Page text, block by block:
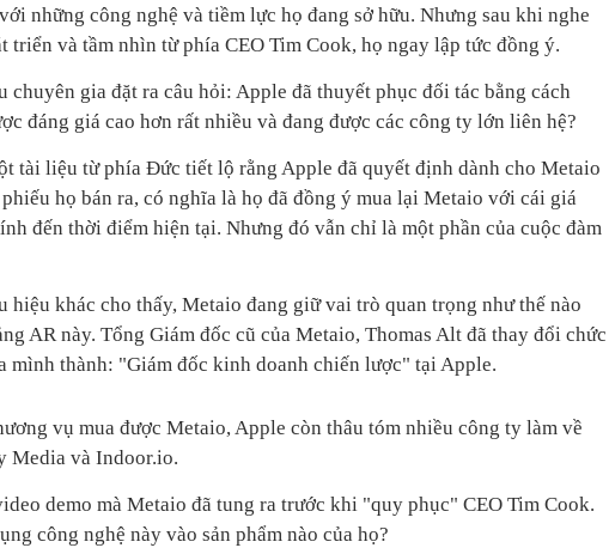
những công nghệ và tiềm lực họ đang sở hữu. Nhưng sau khi nghe
triển và tầm nhìn từ phía CEO Tim Cook, họ ngay lập tức đồng ý.
chuyên gia đặt ra câu hỏi: Apple đã thuyết phục đối tác bằng cách
đáng giá cao hơn rất nhiều và đang được các công ty lớn liên hệ?
tài liệu từ phía Đức tiết lộ rằng Apple đã quyết định dành cho Metaio
họ bán ra, có nghĩa là họ đã đồng ý mua lại Metaio với cái giá
đến thời điểm hiện tại. Nhưng đó vẫn chỉ là một phần của cuộc đàm
hiệu khác cho thấy, Metaio đang giữ vai trò quan trọng như thế nào
AR này. Tổng Giám đốc cũ của Metaio, Thomas Alt đã thay đổi chức
mình thành: "Giám đốc kinh doanh chiến lược" tại Apple.
vụ mua được Metaio, Apple còn thâu tóm nhiều công ty làm về
Media và Indoor.io.
demo mà Metaio đã tung ra trước khi "quy phục" CEO Tim Cook.
công nghệ này vào sản phẩm nào của họ?